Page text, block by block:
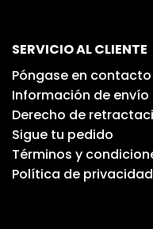
SERVICIO AL CLIENTE
Póngase en
Información de envío
Derecho de
Sigue tu pedido
Términos y
Política de privacidad